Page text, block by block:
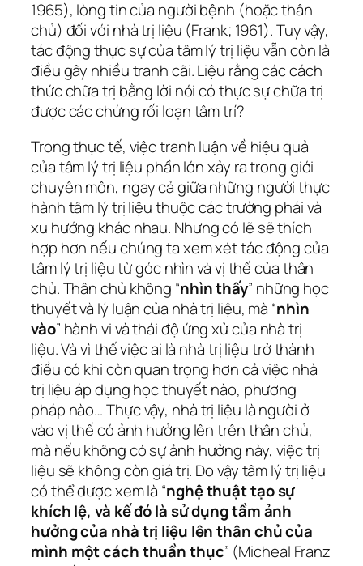
1965), lòng tin của người bệnh (hoặc thân
chủ) đối với nhà trị liệu (Frank; 1961). Tuy vậy,
tác động thực sự của tâm lý trị liệu vẫn còn là
điều gây nhiều tranh cãi. Liệu rằng các cách
thức chữa trị bằng lời nói có thực sự chữa trị
được các chứng rối loạn tâm trí?
Trong thực tế, việc tranh luận về hiệu quả
của tâm lý trị liệu phần lớn xảy ra trong giới
chuyên môn, ngay cả giữa những người thực
hành tâm lý trị liệu thuộc các trường phái và
xu hướng khác nhau. Nhưng có lẽ sẽ thích
hợp hơn nếu chúng ta xem xét tác động của
tâm lý trị liệu từ góc nhìn và vị thế của thân
chủ. Thân chủ không “nhìn thấy” những học
thuyết và lý luận của nhà trị liệu, mà “nhìn
vào” hành vi và thái độ ứng xử của nhà trị
liệu. Và vì thế việc ai là nhà trị liệu trở thành
điều có khi còn quan trọng hơn cả việc nhà
trị liệu áp dụng học thuyết nào, phương
pháp nào… Thực vậy, nhà trị liệu là người ở
vào vị thế có ảnh hưởng lên trên thân chủ,
mà nếu không có sự ảnh hưởng này, việc trị
liệu sẽ không còn giá trị. Do vậy tâm lý trị liệu
có thể được xem là “nghệ thuật tạo sự
khích lệ, và kế đó là sử dụng tầm ảnh
hưởng của nhà trị liệu lên thân chủ của
mình một cách thuần thục” (Micheal Franz